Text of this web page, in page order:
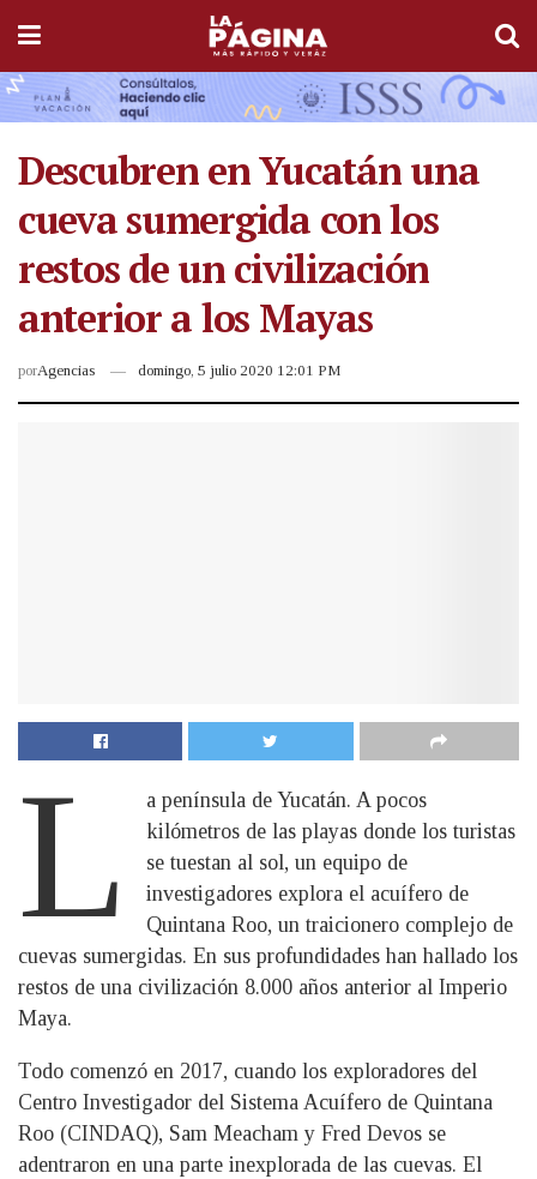
Descubren en Yucatán una
cueva sumergida con los
restos de un civilización
anterior a los Mayas
porAgencias domingo, 5 julio 2020 12:01 PM
L
a península de Yucatán. A pocos
kilómetros de las playas donde los turistas
se tuestan al sol, un equipo de
investigadores explora el acuífero de
Quintana Roo, un traicionero complejo de
cuevas sumergidas. En sus profundidades han hallado los
restos de una civilización 8.000 años anterior al Imperio
Maya.
Todo comenzó en 2017, cuando los exploradores del
Centro Investigador del Sistema Acuífero de Quintana
Roo (CINDAQ), Sam Meacham y Fred Devos se
adentraron en una parte inexplorada de las cuevas. El